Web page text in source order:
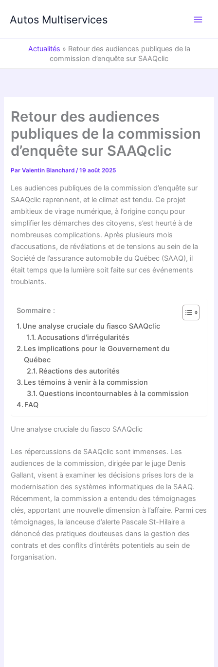
Autos Multiservices
Actualités » Retour des audiences publiques de la
commission d’enquête sur SAAQclic
Retour des audiences
publiques de la commission
d’enquête sur SAAQclic
ParValentin Blanchard/19 août 2025
Les audiences publiques de la commission d’enquête sur
SAAQclic reprennent, et le climat est tendu. Ce projet
ambitieux de virage numérique, à l’origine conçu pour
simplifier les démarches des citoyens, s’est heurté à de
nombreuses complications. Après plusieurs mois
d’accusations, de révélations et de tensions au sein de la
Société de l’assurance automobile du Québec (SAAQ), il
était temps que la lumière soit faite sur ces événements
troublants.
Sommaire :
Une analyse cruciale du fiasco SAAQclic
Accusations d'irrégularités
Les implications pour le Gouvernement du
Québec
Réactions des autorités
Les témoins à venir à la commission
Questions incontournables à la commission
FAQ
Une analyse cruciale du fiasco SAAQclic
Les répercussions de SAAQclic sont immenses. Les
audiences de la commission, dirigée par le juge Denis
Gallant, visent à examiner les décisions prises lors de la
modernisation des systèmes informatiques de la SAAQ.
Récemment, la commission a entendu des témoignages
clés, apportant une nouvelle dimension à l’affaire. Parmi ces
témoignages, la lanceuse d’alerte Pascale St-Hilaire a
dénoncé des pratiques douteuses dans la gestion des
contrats et des conflits d’intérêts potentiels au sein de
l’organisation.